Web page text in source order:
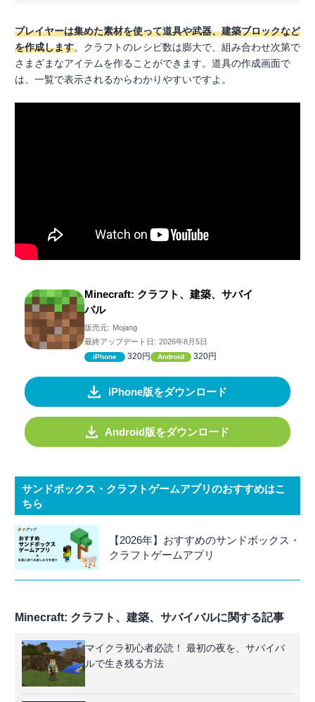
プレイヤーは集めた素材を使って道具や武器、建築ブロックなど
を作成します。クラフトのレシピ数は膨大で、組み合わせ次第で
さまざまなアイテムを作ることができます。道具の作成画面で
は、一覧で表示されるからわかりやすいですよ。
Minecraft: クラフト、建築、サバイ
バル
販売元: Mojang
最終アップデート日: 2026年8月5日
iPhone 320円 Android 320円
iPhone版をダウンロード
Android版をダウンロード
サンドボックス・クラフトゲームアプリのおすすめはこ
ちら
【2026年】おすすめのサンドボックス・
クラフトゲームアプリ
Minecraft: クラフト、建築、サバイバルに関する記事
マイクラ初心者必読！ 最初の夜を、サバイバ
ルで生き残る方法